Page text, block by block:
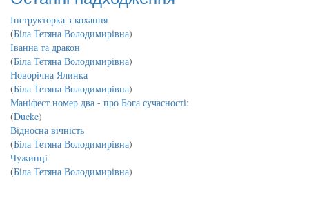
Інструкторка з кохання
(Біла Тетяна Володимирівна)
Іванна та дракон
(Біла Тетяна Володимирівна)
Новорічна Ялинка
(Біла Тетяна Володимирівна)
Маніфест номер два - про Бога сучасності:
(Ducke)
Відносна вічність
(Біла Тетяна Володимирівна)
Чужинці
(Біла Тетяна Володимирівна)